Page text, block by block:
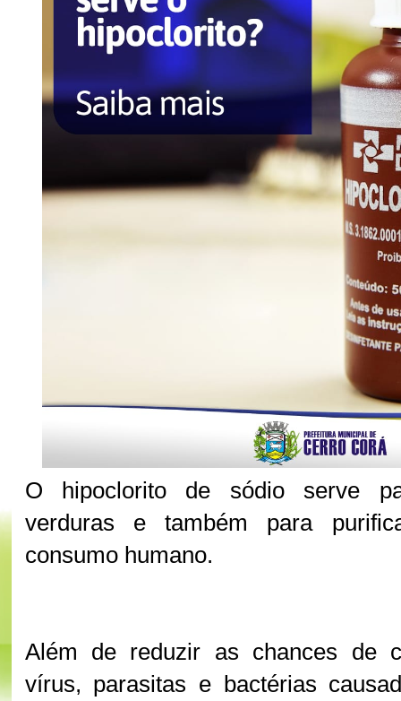
O hipoclorito de sódio serve
verduras e também para
consumo humano.
Além de reduzir as chances de
vírus, parasitas e bactérias